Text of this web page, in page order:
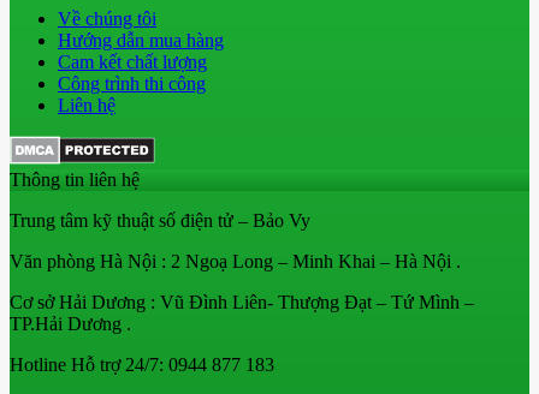
Về chúng tôi
Hướng dẫn mua hàng
Cam kết chất lượng
Công trình thi công
Liên hệ
Thông tin liên hệ
Trung tâm kỹ thuật số điện tử – Bảo Vy
Văn phòng Hà Nội : 2 Ngoạ Long – Minh Khai – Hà Nội .
Cơ sở Hải Dương : Vũ Đình Liên- Thượng Đạt – Tứ Mình –
TP.Hải Dương .
Hotline Hỗ trợ 24/7: 0944 877 183